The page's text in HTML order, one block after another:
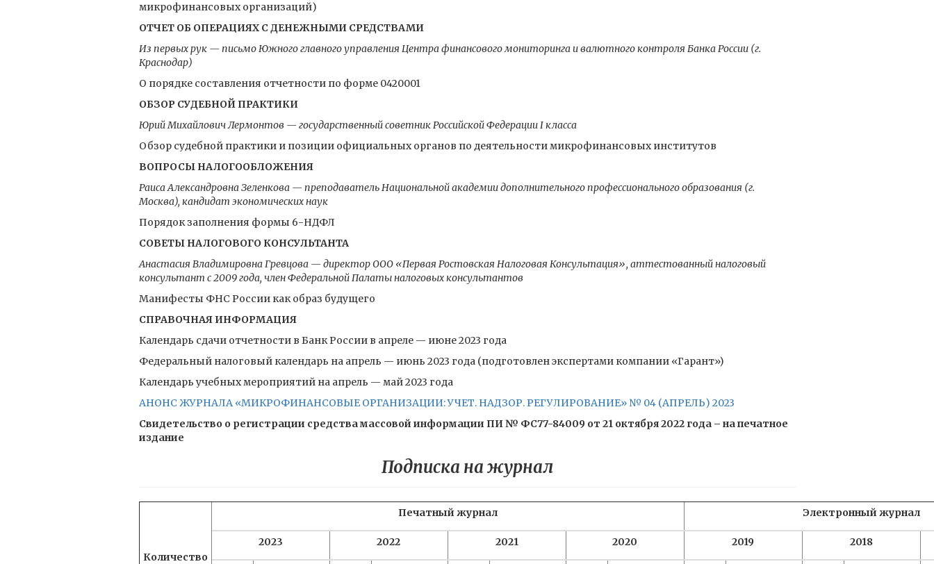
микрофинансовых организаций)
ОТЧЕТ ОБ ОПЕРАЦИЯХ С ДЕНЕЖНЫМИ СРЕДСТВАМИ
Из первых рук — письмо Южного главного управления Центра финансового мониторинга и валютного контроля Банка России (г.
Краснодар)
О порядке составления отчетности по форме 0420001
ОБЗОР СУДЕБНОЙ ПРАКТИКИ
Юрий Михайлович Лермонтов — государственный советник Российской Федерации I класса
Обзор судебной практики и позиции официальных органов по деятельности микрофинансовых институтов
ВОПРОСЫ НАЛОГООБЛОЖЕНИЯ
Раиса Александровна Зеленкова — преподаватель Национальной академии дополнительного профессионального образования (г.
Москва), кандидат экономических наук
Порядок заполнения формы 6-НДФЛ
СОВЕТЫ НАЛОГОВОГО КОНСУЛЬТАНТА
Анастасия Владимировна Гревцова — директор ООО «Первая Ростовская Налоговая Консультация», аттестованный налоговый
консультант с 2009 года, член Федеральной Палаты налоговых консультантов
Манифесты ФНС России как образ будущего
СПРАВОЧНАЯ ИНФОРМАЦИЯ
Календарь сдачи отчетности в Банк России в апреле — июне 2023 года
Федеральный налоговый календарь на апрель — июнь 2023 года (подготовлен экспертами компании «Гарант»)
Календарь учебных мероприятий на апрель — май 2023 года
АНОНС ЖУРНАЛА «МИКРОФИНАНСОВЫЕ ОРГАНИЗАЦИИ: УЧЕТ. НАДЗОР. РЕГУЛИРОВАНИЕ» № 04 (АПРЕЛЬ) 2023
Свидетельство о регистрации средства массовой информации ПИ № ФС77-84009 от 21 октября 2022 года – на печатное
издание
Подписка на журнал
Количество
Печатный журнал Электронный журнал
2023 2022 2021 2020 2019 2018